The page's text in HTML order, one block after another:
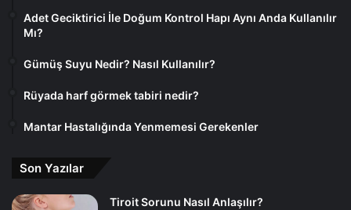
Adet Geciktirici İle Doğum Kontrol Hapı Aynı Anda Kullanılır
Mı?
Gümüş Suyu Nedir? Nasıl Kullanılır?
Rüyada harf görmek tabiri nedir?
Mantar Hastalığında Yenmemesi Gerekenler
Son Yazılar
Tiroit Sorunu Nasıl Anlaşılır?